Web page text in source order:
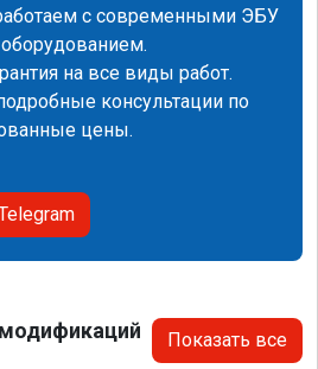
с современными ЭБУ
на все виды работ.
консультации по
цены.
Показать все